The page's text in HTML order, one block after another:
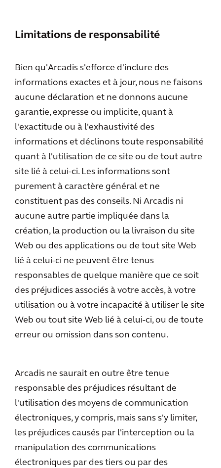
Limitations de responsabilité
Bien qu'Arcadis s'efforce d'inclure des
informations exactes et à jour, nous ne faisons
aucune déclaration et ne donnons aucune
garantie, expresse ou implicite, quant à
l'exactitude ou à l'exhaustivité des
informations et déclinons toute responsabilité
quant à l'utilisation de ce site ou de tout autre
site lié à celui-ci. Les informations sont
purement à caractère général et ne
constituent pas des conseils. Ni Arcadis ni
aucune autre partie impliquée dans la
création, la production ou la livraison du site
Web ou des applications ou de tout site Web
lié à celui-ci ne peuvent être tenus
responsables de quelque manière que ce soit
des préjudices associés à votre accès, à votre
utilisation ou à votre incapacité à utiliser le site
Web ou tout site Web lié à celui-ci, ou de toute
erreur ou omission dans son contenu.
Arcadis ne saurait en outre être tenue
responsable des préjudices résultant de
l'utilisation des moyens de communication
électroniques, y compris, mais sans s'y limiter,
les préjudices causés par l'interception ou la
manipulation des communications
électroniques par des tiers ou par des